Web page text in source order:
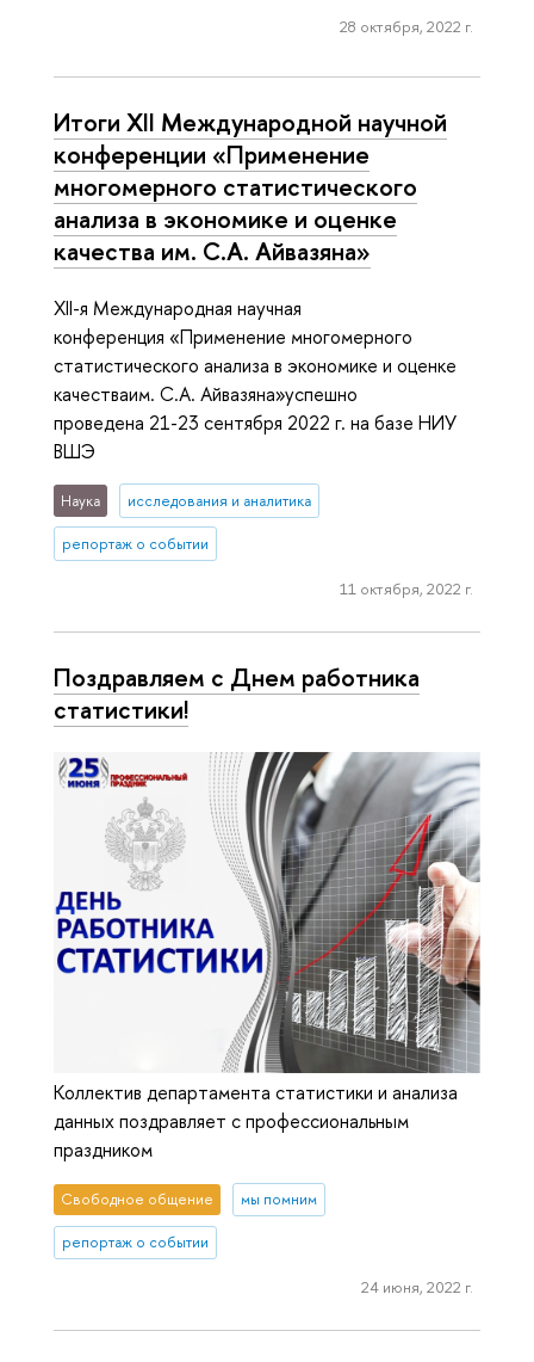
28 октября, 2022 г.
Итоги XII Международной научной
конференции «Применение
многомерного статистического
анализа в экономике и оценке
качества им. С.А. Айвазяна»
XII-я Международная научная
конференция «Применение многомерного
статистического анализа в экономике и оценке
качестваим. С.А. Айвазяна»успешно
проведена 21-23 сентября 2022 г. на базе НИУ
ВШЭ
Наука исследования и аналитика
репортаж о событии
11 октября, 2022 г.
Поздравляем с Днем работника
статистики!
Коллектив департамента статистики и анализа
данных поздравляет с профессиональным
праздником
Свободное общение мы помним
репортаж о событии
24 июня, 2022 г.